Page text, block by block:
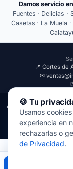
Damos servicio
Fuentes · Delicias ·
Casetas · La Muela
📍 Cortes de
✉
Aviso Legal
Política
© 2000-2026 ·
·
🍪 Tu
Usamos
experiencia en
rechazarlas o
de Privacidad.